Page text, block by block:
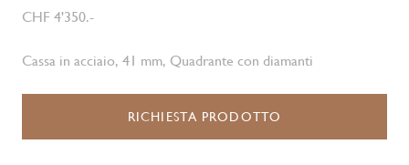
CHF 4'350.-
Cassa in acciaio, 41 mm, Quadrante con diamanti
RICHIESTA PRODOTTO